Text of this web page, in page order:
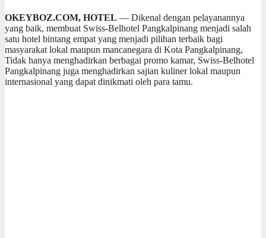
OKEYBOZ.COM, HOTEL — Dikenal dengan pelayanannya
yang baik, membuat Swiss-Belhotel Pangkalpinang menjadi salah
satu hotel bintang empat yang menjadi pilihan terbaik bagi
masyarakat lokal maupun mancanegara di Kota Pangkalpinang,
Tidak hanya menghadirkan berbagai promo kamar, Swiss-Belhotel
Pangkalpinang juga menghadirkan sajian kuliner lokal maupun
internasional yang dapat dinikmati oleh para tamu.